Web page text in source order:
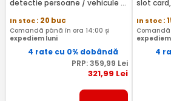
detectie persoane / vehicule /
6000mAh, microfon, difuzor
In stoc: 20 buc
Comandă până în ora 14:00 și
expediem luni
4 rate cu 0% dobândă
PRP:359,99 Lei
321,99 Lei
slot
In stoc:
4